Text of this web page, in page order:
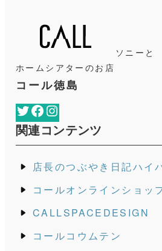
ソニーと
ホームシアターのお店
コール徳島
TwitterFacebook
関連コンテンツ
店長のつぶやき日記ハイ
コールオンラインショッ
CALLSPACEDESIGN
コールコウムテン